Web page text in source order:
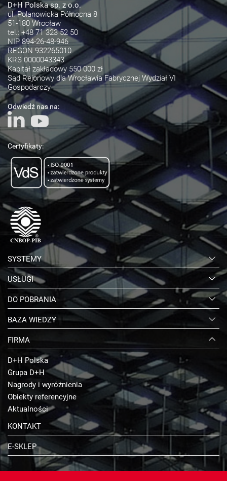
D+H Polska sp. z o.o.
ul. Polanowicka Północna 8
51-180 Wrocław
tel.: +48 71 323 52 50
NIP 894-26-48-946
REGON 932265010
KRS 0000043343
Kapitał zakładowy 550 000 zł
Sąd Rejonowy dla Wrocławia Fabrycznej Wydział VI
Gospodarczy
Odwiedź nas na:
Certyfikaty:
SYSTEMY
USŁUGI
DO POBRANIA
BAZA WIEDZY
FIRMA
D+H Polska
Grupa D+H
Nagrody i wyróżnienia
Obiekty referencyjne
Aktualności
KONTAKT
E-SKLEP